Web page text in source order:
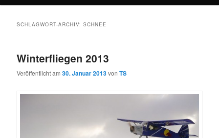
SCHLAGWORT-ARCHIV:SCHNEE
Winterfliegen 2013
Veröffentlicht am30. Januar 2013vonTS